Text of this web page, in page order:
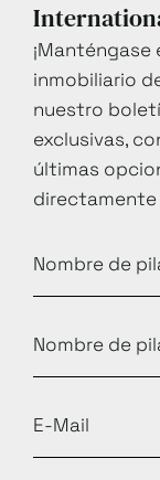
¡Manténgase
inmobiliario
nuestro
exclusivas,
últimas
directamente